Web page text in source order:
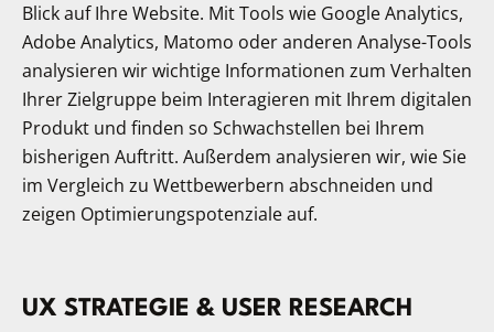
Blick auf Ihre Website. Mit Tools wie Google Analytics,
Adobe Analytics, Matomo oder anderen Analyse-Tools
analysieren wir wichtige Informationen zum Verhalten
Ihrer Zielgruppe beim Interagieren mit Ihrem digitalen
Produkt und finden so Schwachstellen bei Ihrem
bisherigen Auftritt. Außerdem analysieren wir, wie Sie
im Vergleich zu Wettbewerbern abschneiden und
zeigen Optimierungspotenziale auf.
UX STRATEGIE & USER RESEARCH